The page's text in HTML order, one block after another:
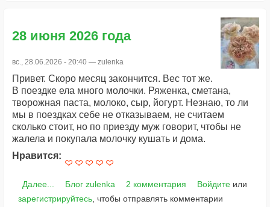
28 июня 2026 года
вс., 28.06.2026 - 20:40 — zulenka
Привет. Скоро месяц закончится. Вес тот же.
В поездке ела много молочки. Ряженка, сметана,
творожная паста, молоко, сыр, йогурт. Незнаю, то ли
мы в поездках себе не отказываем, не считаем
сколько стоит, но по приезду муж говорит, чтобы не
жалела и покупала молочку кушать и дома.
Нравится:
Далее... Блог zulenka 2 комментария Войдитеили
зарегистрируйтесь, чтобы отправлять комментарии